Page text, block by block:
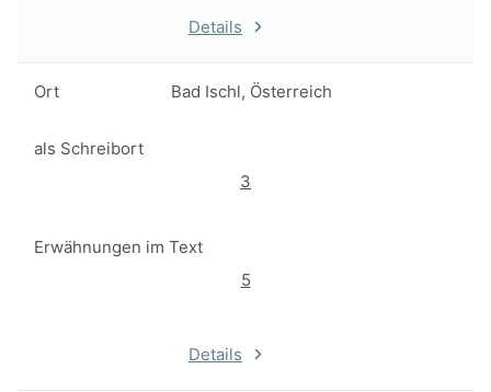
Details
Ort Bad Ischl, Österreich
als Schreibort
3
Erwähnungen im Text
5
Details